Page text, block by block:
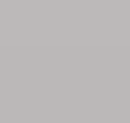
2018: Blackbull 10YO ex rum